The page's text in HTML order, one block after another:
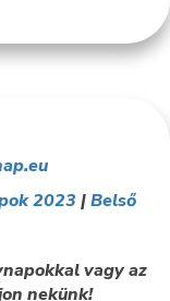
2023|Belső
vagy az
nekünk!